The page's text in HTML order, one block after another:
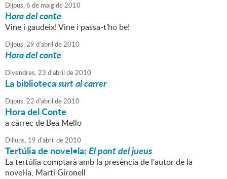
Dijous,6 de maigde2010
Hora del conte
Vine i gaudeix! Vine i passa-t'ho be!
Dijous,29 d'abril de2010
Hora del conte
Divendres,23 d'abril de2010
La bibliotecasurt al carrer
Dijous,22 d'abril de2010
Hora del Conte
a càrrec de Bea Mello
Dilluns, 19 d'abril de2010
Tertúlia de novel•la:El pont del jueus
La tertúlia comptarà amb la presència de l'autor de la
novel·la, Martí Gironell